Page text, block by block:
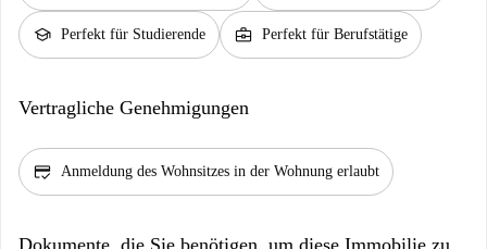
school Perfekt für Studierende business_center Perfekt für Berufstätige
Vertragliche Genehmigungen
credit_score Anmeldung des Wohnsitzes in der Wohnung erlaubt
Dokumente, die Sie benötigen, um diese Immobilie zu